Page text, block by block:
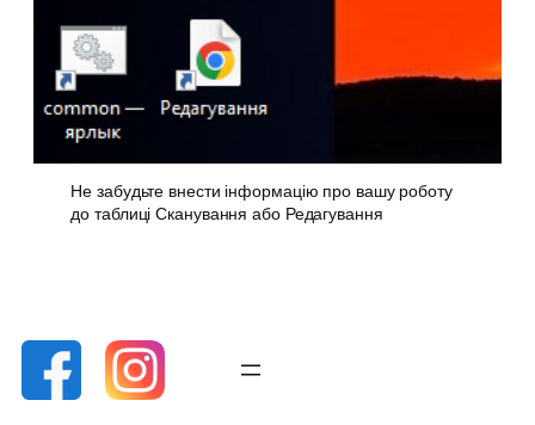
Не забудьте внести інформацію про вашу роботу
до таблиці Сканування або Редагування